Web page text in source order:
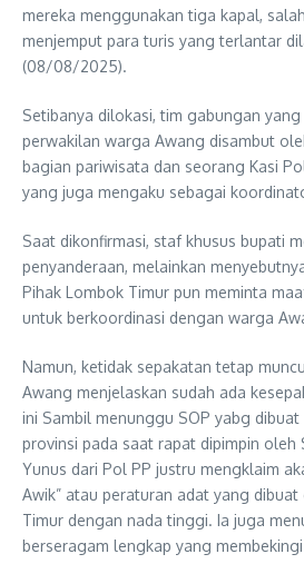
mereka menggunakan tiga kapal,
menjemput para turis yang terlantar
(08/08/2025).
Setibanya dilokasi, tim gabungan
perwakilan warga Awang disambut
bagian pariwisata dan seorang Kasi
yang juga mengaku sebagai
Saat dikonfirmasi, staf khusus bupati
penyanderaan, melainkan
Pihak Lombok Timur pun meminta
untuk berkoordinasi dengan warga
Namun, ketidak sepakatan tetap
Awang menjelaskan sudah ada
ini Sambil menunggu SOP yabg
provinsi pada saat rapat dipimpin oleh
Yunus dari Pol PP justru mengklaim
Awik” atau peraturan adat yang
Timur dengan nada tinggi. Ia juga
berseragam lengkap yang